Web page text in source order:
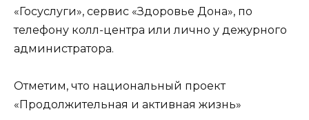
«Госуслуги», сервис «Здоровье Дона», по
телефону колл-центра или лично у дежурного
администратора.
Отметим, что национальный проект
«Продолжительная и активная жизнь»